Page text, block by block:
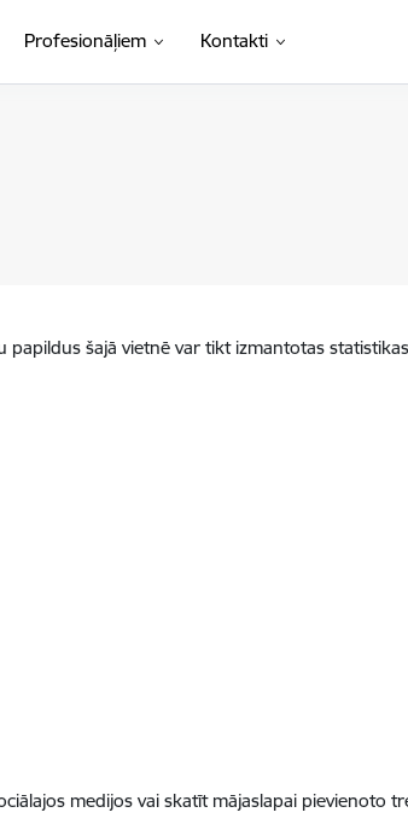
Profesionāļiem Kontakti
šajā vietnē var tikt izmantotas
medijos vai skatīt mājaslapai pievienoto